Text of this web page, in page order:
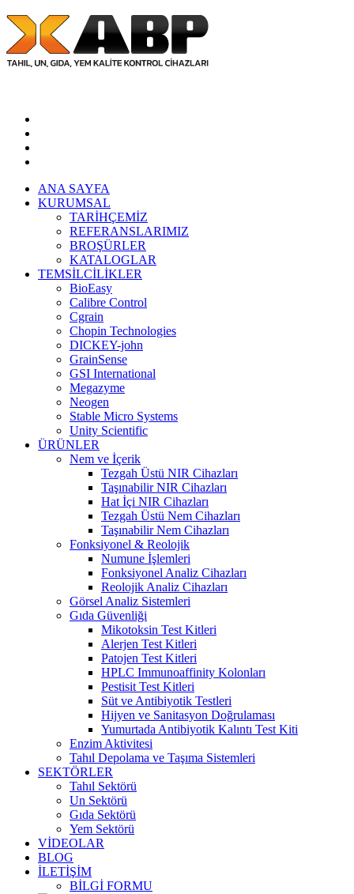
ANA SAYFA
KURUMSAL
TARİHÇEMİZ
REFERANSLARIMIZ
BROŞÜRLER
KATALOGLAR
TEMSİLCİLİKLER
BioEasy
Calibre Control
Cgrain
Chopin Technologies
DICKEY-john
GrainSense
GSI International
Megazyme
Neogen
Stable Micro Systems
Unity Scientific
ÜRÜNLER
Nem ve İçerik
Tezgah Üstü NIR Cihazları
Taşınabilir NIR Cihazları
Hat İçi NIR Cihazları
Tezgah Üstü Nem Cihazları
Taşınabilir Nem Cihazları
Fonksiyonel & Reolojik
Numune İşlemleri
Fonksiyonel Analiz Cihazları
Reolojik Analiz Cihazları
Görsel Analiz Sistemleri
Gıda Güvenliği
Mikotoksin Test Kitleri
Alerjen Test Kitleri
Patojen Test Kitleri
HPLC Immunoaffinity Kolonları
Pestisit Test Kitleri
Süt ve Antibiyotik Testleri
Hijyen ve Sanitasyon Doğrulaması
Yumurtada Antibiyotik Kalıntı Test Kiti
Enzim Aktivitesi
Tahıl Depolama ve Taşıma Sistemleri
SEKTÖRLER
Tahıl Sektörü
Un Sektörü
Gıda Sektörü
Yem Sektörü
VİDEOLAR
BLOG
İLETİŞİM
BİLGİ FORMU